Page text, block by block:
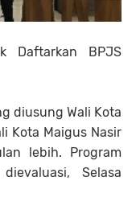
Daftarkan BPJS
diusung Wali Kota
Kota Maigus Nasir
lebih. Program
Selasa